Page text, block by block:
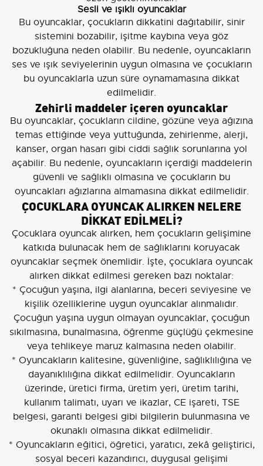
Sesli ve ışıklı oyuncaklar
Bu oyuncaklar, çocukların dikkatini dağıtabilir, sinir
sistemini bozabilir, işitme kaybına veya göz
bozukluğuna neden olabilir. Bu nedenle, oyuncakların
ses ve ışık seviyelerinin uygun olmasına ve çocukların
bu oyuncaklarla uzun süre oynamamasına dikkat
edilmelidir.
Zehirli maddeler içeren oyuncaklar
Bu oyuncaklar, çocukların cildine, gözüne veya ağızına
temas ettiğinde veya yuttuğunda, zehirlenme, alerji,
kanser, organ hasarı gibi ciddi sağlık sorunlarına yol
açabilir. Bu nedenle, oyuncakların içerdiği maddelerin
güvenli ve sağlıklı olmasına ve çocukların bu
oyuncakları ağızlarına almamasına dikkat edilmelidir.
ÇOCUKLARA OYUNCAK ALIRKEN NELERE
DİKKAT EDİLMELİ?
Çocuklara oyuncak alırken, hem çocukların gelişimine
katkıda bulunacak hem de sağlıklarını koruyacak
oyuncaklar seçmek önemlidir. İşte, çocuklara oyuncak
alırken dikkat edilmesi gereken bazı noktalar:
* Çocuğun yaşına, ilgi alanlarına, beceri seviyesine ve
kişilik özelliklerine uygun oyuncaklar alınmalıdır.
Çocuğun yaşına uygun olmayan oyuncaklar, çocuğun
sıkılmasına, bunalmasına, öğrenme güçlüğü çekmesine
veya tehlikeye maruz kalmasına neden olabilir.
* Oyuncakların kalitesine, güvenliğine, sağlıklılığına ve
dayanıklılığına dikkat edilmelidir. Oyuncakların
üzerinde, üretici firma, üretim yeri, üretim tarihi,
kullanım talimatı, uyarı ve ikazlar, CE işareti, TSE
belgesi, garanti belgesi gibi bilgilerin bulunmasına ve
okunaklı olmasına dikkat edilmelidir.
* Oyuncakların eğitici, öğretici, yaratıcı, zekâ geliştirici,
sosyal beceri kazandırıcı, duygusal gelişimi